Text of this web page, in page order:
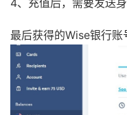
最后获得的Wise银行账